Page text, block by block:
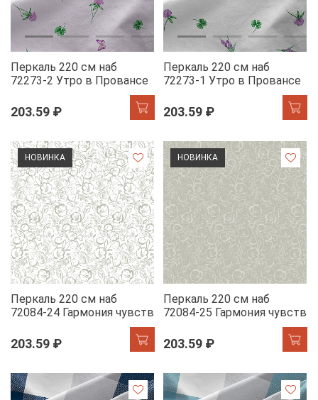
Перкаль 220 см наб
72273-2 Утро в Провансе
203.59 ₽
Перкаль 220 см наб
72273-1 Утро в Провансе
203.59 ₽
НОВИНКА
Перкаль 220 см наб
72084-24 Гармония чувств
203.59 ₽
НОВИНКА
Перкаль 220 см наб
72084-25 Гармония чувств
203.59 ₽